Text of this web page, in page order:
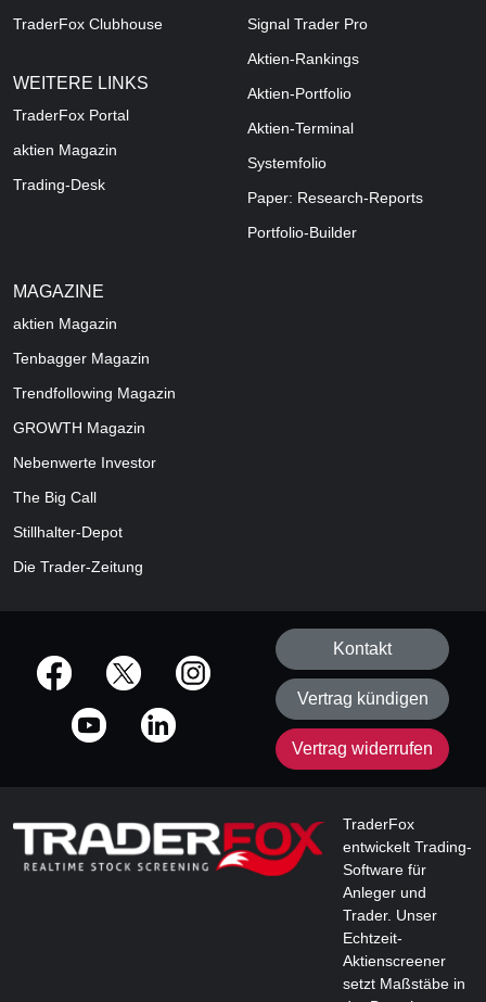
TraderFox Clubhouse
WEITERE LINKS
TraderFox Portal
aktien Magazin
Trading-Desk
Signal Trader Pro
Aktien-Rankings
Aktien-Portfolio
Aktien-Terminal
Systemfolio
Paper: Research-Reports
Portfolio-Builder
MAGAZINE
aktien Magazin
Tenbagger Magazin
Trendfollowing Magazin
GROWTH Magazin
Nebenwerte Investor
The Big Call
Stillhalter-Depot
Die Trader-Zeitung
offizielle Social Media-Accounts
Kontakt
Vertrag kündigen
Vertrag widerrufen
TraderFox
entwickelt Trading-
Software für
Anleger und
Trader. Unser
Echtzeit-
Aktienscreener
setzt Maßstäbe in